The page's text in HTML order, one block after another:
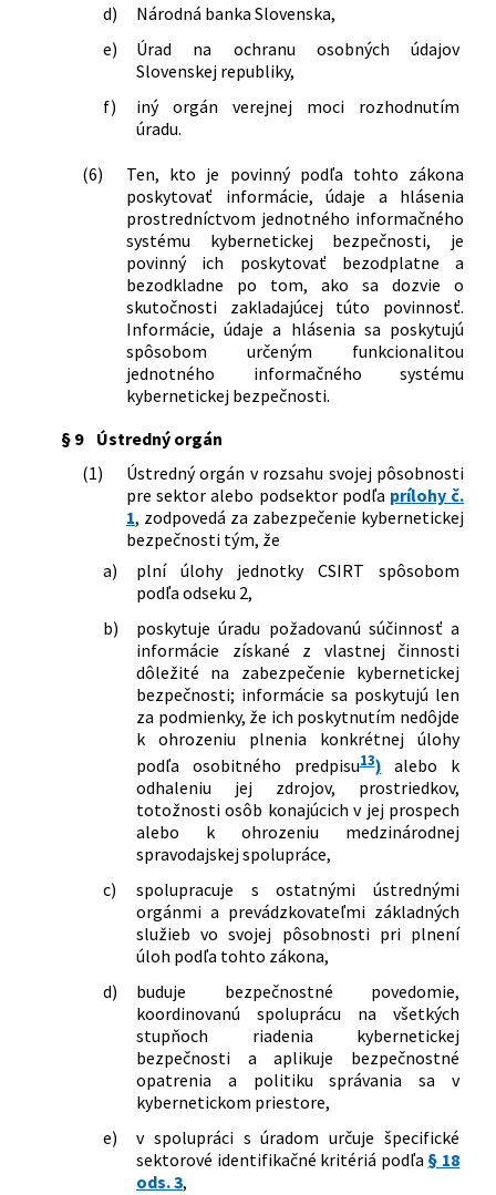
d)
Národná banka Slovenska,
e)
Úrad na ochranu osobných údajov
Slovenskej republiky,
f)
iný orgán verejnej moci rozhodnutím
úradu.
(6)
Ten, kto je povinný podľa tohto zákona
poskytovať informácie, údaje a hlásenia
prostredníctvom jednotného informačného
systému kybernetickej bezpečnosti, je
povinný ich poskytovať bezodplatne a
bezodkladne po tom, ako sa dozvie o
skutočnosti zakladajúcej túto povinnosť.
Informácie, údaje a hlásenia sa poskytujú
spôsobom určeným funkcionalitou
jednotného informačného systému
kybernetickej bezpečnosti.
§ 9
Ústredný orgán
(1)
Ústredný orgán v rozsahu svojej pôsobnosti
pre sektor alebo podsektor podľa prílohy č.
1, zodpovedá za zabezpečenie kybernetickej
bezpečnosti tým, že
a)
plní úlohy jednotky CSIRT spôsobom
podľa odseku 2,
b)
poskytuje úradu požadovanú súčinnosť a
informácie získané z vlastnej činnosti
dôležité na zabezpečenie kybernetickej
bezpečnosti; informácie sa poskytujú len
za podmienky, že ich poskytnutím nedôjde
k ohrozeniu plnenia konkrétnej úlohy
podľa osobitného predpisu13) alebo k
odhaleniu jej zdrojov, prostriedkov,
totožnosti osôb konajúcich v jej prospech
alebo k ohrozeniu medzinárodnej
spravodajskej spolupráce,
c)
spolupracuje s ostatnými ústrednými
orgánmi a prevádzkovateľmi základných
služieb vo svojej pôsobnosti pri plnení
úloh podľa tohto zákona,
d)
buduje bezpečnostné povedomie,
koordinovanú spoluprácu na všetkých
stupňoch riadenia kybernetickej
bezpečnosti a aplikuje bezpečnostné
opatrenia a politiku správania sa v
kybernetickom priestore,
e)
v spolupráci s úradom určuje špecifické
sektorové identifikačné kritériá podľa § 18
ods. 3,